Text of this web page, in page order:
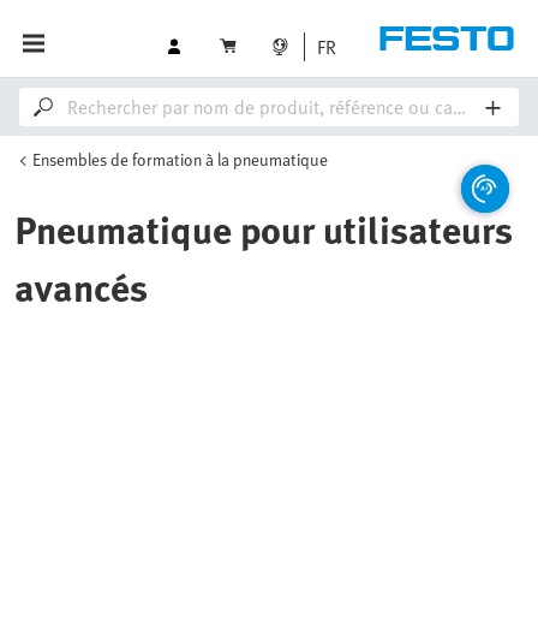
FR
Ensembles de formation à la pneumatique
Pneumatique pour utilisateurs
avancés